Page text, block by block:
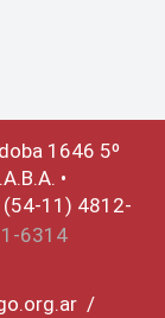
1646 5º
•
(54-11) 4812-
6314
/